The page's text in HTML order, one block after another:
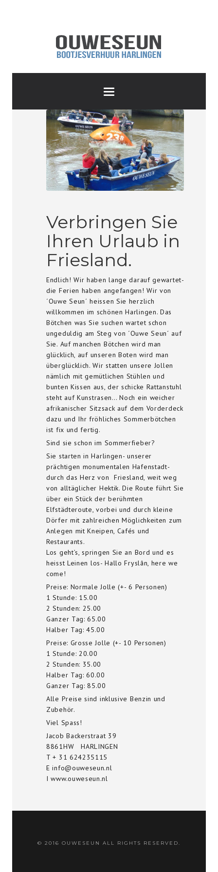
Verbringen Sie
Ihren Urlaub in
Friesland.
Endlich! Wir haben lange darauf gewartet-
die Ferien haben angefangen! Wir von
´Ouwe Seun´ heissen Sie herzlich
willkommen im schönen Harlingen. Das
Bötchen was Sie suchen wartet schon
ungeduldig am Steg von ´Ouwe Seun´ auf
Sie. Auf manchen Bötchen wird man
glücklich, auf unseren Boten wird man
überglücklich. Wir statten unsere Jollen
nämlich mit gemütlichen Stühlen und
bunten Kissen aus, der schicke Rattanstuhl
steht auf Kunstrasen… Noch ein weicher
afrikanischer Sitzsack auf dem Vorderdeck
dazu und Ihr fröhliches Sommerbötchen
ist fix und fertig.
Sind sie schon im Sommerfieber?
Sie starten in Harlingen- unserer
prächtigen monumentalen Hafenstadt-
durch das Herz von Friesland, weit weg
von alltäglicher Hektik. Die Route führt Sie
über ein Stück der berühmten
Elfstädteroute, vorbei und durch kleine
Dörfer mit zahlreichen Möglichkeiten zum
Anlegen mit Kneipen, Cafés und
Restaurants.
Los geht’s, springen Sie an Bord und es
heisst Leinen los- Hallo Fryslân, here we
come!
Preise: Normale Jolle (+- 6 Personen)
1 Stunde: 15.00
2 Stunden: 25.00
Ganzer Tag: 65.00
Halber Tag: 45.00
Preise: Grosse Jolle (+- 10 Personen)
1 Stunde: 20.00
2 Stunden: 35.00
Halber Tag: 60.00
Ganzer Tag: 85.00
Alle Preise sind inklusive Benzin und
Zubehör.
Viel Spass!
Jacob Backerstraat 39
8861HW HARLINGEN
T + 31 624235115
E info@ouweseun.nl
I www.ouweseun.nl
© 2016 OUWESEUN ALL RIGHTS RESERVED.